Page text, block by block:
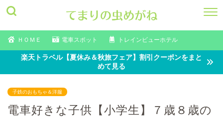
ＨＯＭＥ 電車スポット トレインビューホテル
楽天トラベル【夏休み＆秋旅フェア】割引クーポンをまと
めて見る
子鉄のおもちゃ＆洋服
電車好きな子供【小学生】７歳８歳の